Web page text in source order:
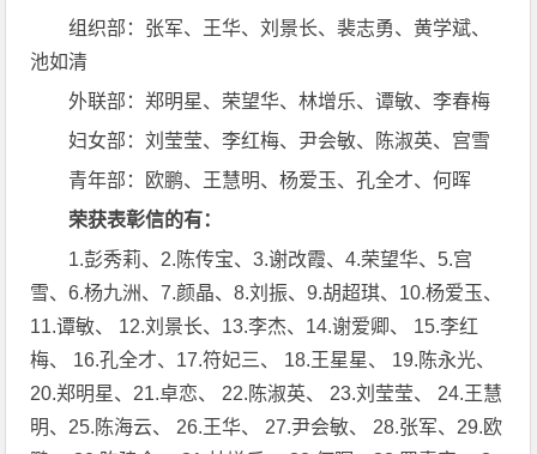
组织部：张军、王华、刘景长、裴志勇、黄学斌、
池如清
外联部：郑明星、荣望华、林增乐、谭敏、李春梅
妇女部：刘莹莹、李红梅、尹会敏、陈淑英、宫雪
青年部：欧鹏、王慧明、杨爱玉、孔全才、何晖
荣获表彰信的有：
1.彭秀莉、2.陈传宝、3.谢改霞、4.荣望华、5.宫
雪、6.杨九洲、7.颜晶、8.刘振、9.胡超琪、10.杨爱玉、
11.谭敏、 12.刘景长、13.李杰、14.谢爱卿、 15.李红
梅、 16.孔全才、17.符妃三、 18.王星星、 19.陈永光、
20.郑明星、21.卓恋、 22.陈淑英、 23.刘莹莹、 24.王慧
明、25.陈海云、 26.王华、 27.尹会敏、 28.张军、29.欧